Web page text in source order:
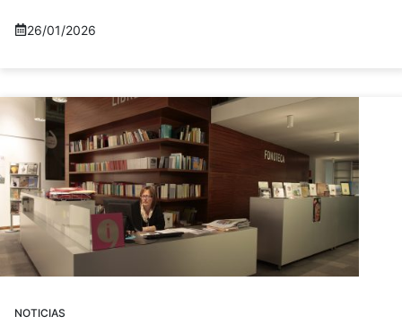
26/01/2026
NOTICIAS